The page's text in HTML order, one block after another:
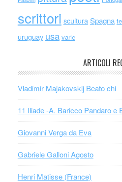
scrittori scultura Spagna
uruguay usa varie
ARTICOLI
Vladimir Majakovskij Beato chi
11 Iliade -A. Baricco Pandaro e
Giovanni Verga da Eva
Gabriele Galloni Agosto
Henri Matisse (France)